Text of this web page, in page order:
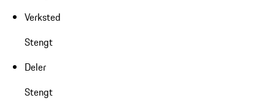
Verksted
Stengt
Deler
Stengt